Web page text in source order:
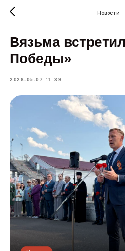
Новости
Вязьма
Победы»
2026-05-07 11:39